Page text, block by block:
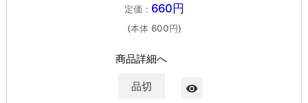
定価： 660円
(本体 600円)
商品詳細へ
品切 visibility